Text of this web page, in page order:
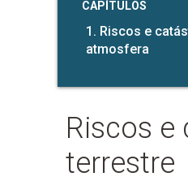
CAPÍTULOS
1. Riscos e
atmosfera
Riscos e
terrestre